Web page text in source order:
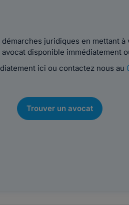
juridiques en mettant à
disponible immédiatement
ici ou contactez nous au
Trouver un avocat